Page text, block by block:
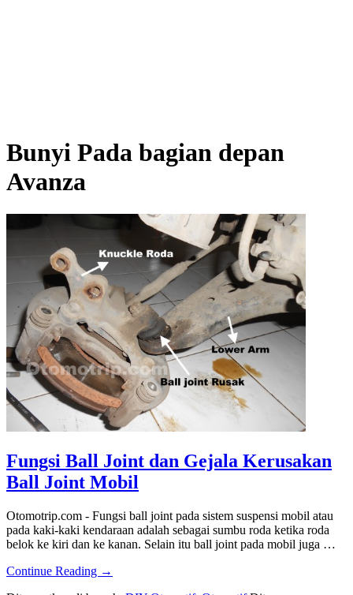
Bunyi Pada bagian depan
Avanza
Fungsi Ball Joint dan Gejala Kerusakan
Ball Joint Mobil
Otomotrip.com - Fungsi ball joint pada sistem suspensi mobil atau
pada kaki-kaki kendaraan adalah sebagai sumbu roda ketika roda
belok ke kiri dan ke kanan. Selain itu ball joint pada mobil juga …
Continue Reading about
→